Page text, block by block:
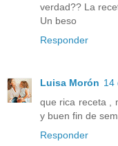
verdad?? La
Un beso
Responder
Luisa Morón 14
que rica receta ,
y buen fin de
Responder